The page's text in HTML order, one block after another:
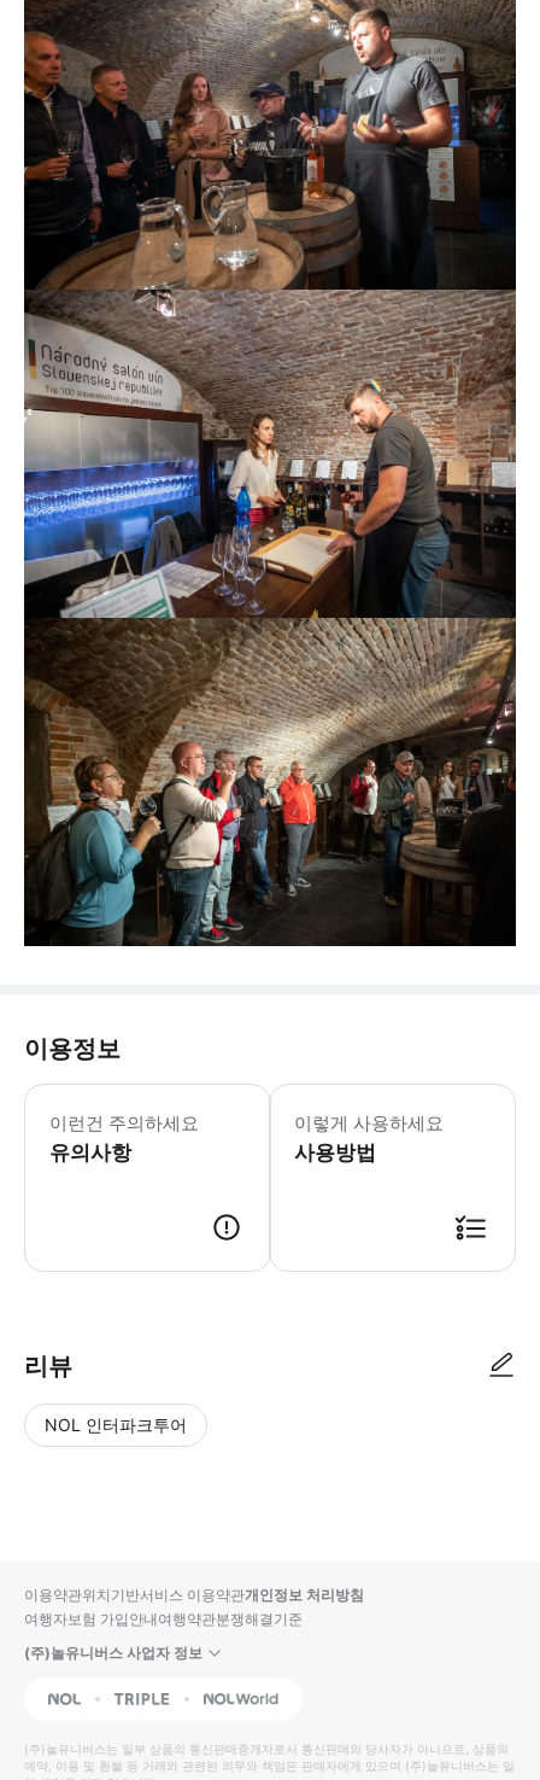
이용정보
이런건 주의하세요
유의사항
* 마감 시간은 현지 시간을 기준으로
이렇게 사용하세요
사용방법
리뷰
NOL 인터파크투어
입니
다.
높
은
동
영
순
상
이용약관위치기반서비스 이용약관개인정보 처리방침
여행자보험 가입안내여행약관분쟁해결기준
(주)놀유니버스 사업자 정보
NOL Triple Interpark Global
(주)놀유니버스는 일부 상품의 통신판매중개자로서 통신판매의 당사자가 아니므로, 상품의
예약, 이용 및 환불 등 거래와 관련된 의무와 책임은 판매자에게 있으며 (주)놀유니버스는 일